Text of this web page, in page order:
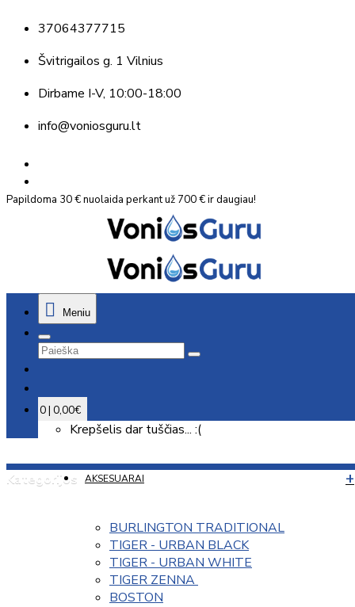
37064377715
Švitrigailos g. 1 Vilnius
Dirbame I-V, 10:00-18:00
info@voniosguru.lt
Papildoma 30 € nuolaida perkant už 700 € ir daugiau!
Meniu
0 | 0,00€
Krepšelis dar tuščias... :(
Kategorijos AKSESUARAI
BURLINGTON TRADITIONAL
TIGER - URBAN BLACK
TIGER - URBAN WHITE
TIGER ZENNA
BOSTON